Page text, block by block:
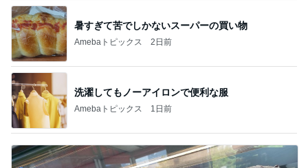
暑すぎて苦でしかないスーパーの買い物
Amebaトピックス 2日前
洗濯してもノーアイロンで便利な服
Amebaトピックス 1日前